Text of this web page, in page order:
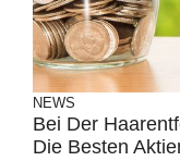
NEWS
Bei Der
Die Besten